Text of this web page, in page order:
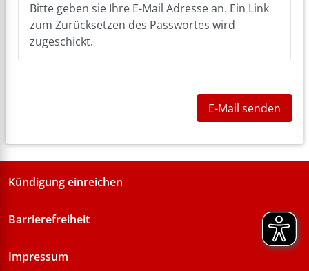
Bitte geben sie Ihre E-Mail Adresse an. Ein Link
zum Zurücksetzen des Passwortes wird
zugeschickt.
E-Mail senden
Kündigung einreichen
Barrierefreiheit
Impressum